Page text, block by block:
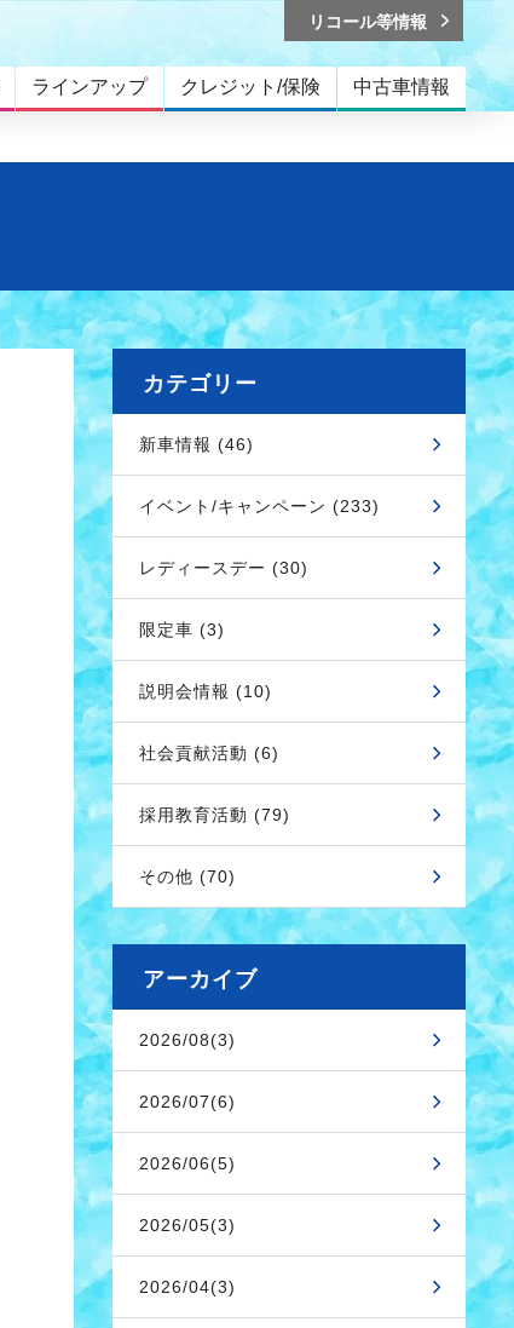
ラインアップ クレジット/保険 中古車情報
リコール等情報
カテゴリー
新車情報 (46)
イベント/キャンペーン (233)
レディースデー (30)
限定車 (3)
説明会情報 (10)
社会貢献活動 (6)
採用教育活動 (79)
その他 (70)
アーカイブ
2026/08(3)
2026/07(6)
2026/06(5)
2026/05(3)
2026/04(3)